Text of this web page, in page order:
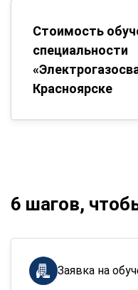
Стоимость
специальности
Красноярске
6 шагов,
Заявка на